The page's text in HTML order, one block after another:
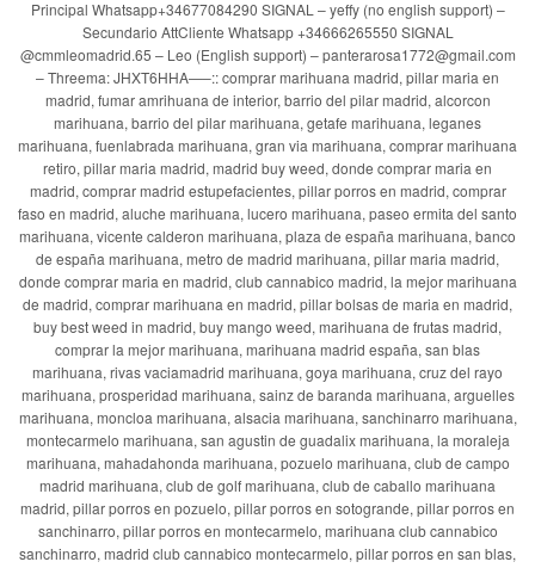
Principal Whatsapp+34677084290 SIGNAL – yeffy (no english support) –
Secundario AttCliente Whatsapp +34666265550 SIGNAL
@cmmleomadrid.65 – Leo (English support) – panterarosa1772@gmail.com
– Threema: JHXT6HHA—–:: comprar marihuana madrid, pillar maria en
madrid, fumar amrihuana de interior, barrio del pilar madrid, alcorcon
marihuana, barrio del pilar marihuana, getafe marihuana, leganes
marihuana, fuenlabrada marihuana, gran via marihuana, comprar marihuana
retiro, pillar maria madrid, madrid buy weed, donde comprar maria en
madrid, comprar madrid estupefacientes, pillar porros en madrid, comprar
faso en madrid, aluche marihuana, lucero marihuana, paseo ermita del santo
marihuana, vicente calderon marihuana, plaza de españa marihuana, banco
de españa marihuana, metro de madrid marihuana, pillar maria madrid,
donde comprar maria en madrid, club cannabico madrid, la mejor marihuana
de madrid, comprar marihuana en madrid, pillar bolsas de maria en madrid,
buy best weed in madrid, buy mango weed, marihuana de frutas madrid,
comprar la mejor marihuana, marihuana madrid españa, san blas
marihuana, rivas vaciamadrid marihuana, goya marihuana, cruz del rayo
marihuana, prosperidad marihuana, sainz de baranda marihuana, arguelles
marihuana, moncloa marihuana, alsacia marihuana, sanchinarro marihuana,
montecarmelo marihuana, san agustin de guadalix marihuana, la moraleja
marihuana, mahadahonda marihuana, pozuelo marihuana, club de campo
madrid marihuana, club de golf marihuana, club de caballo marihuana
madrid, pillar porros en pozuelo, pillar porros en sotogrande, pillar porros en
sanchinarro, pillar porros en montecarmelo, marihuana club cannabico
sanchinarro, madrid club cannabico montecarmelo, pillar porros en san blas,